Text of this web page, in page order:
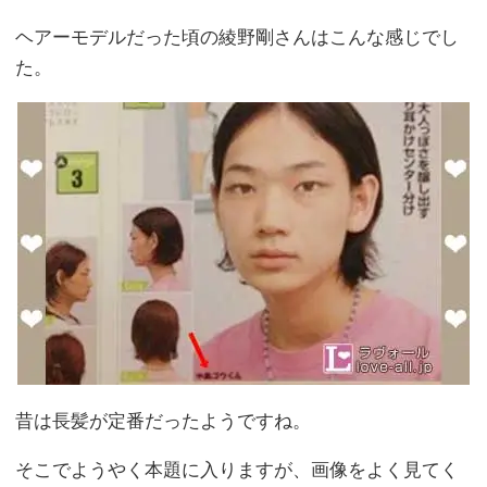
ヘアーモデルだった頃の綾野剛さんはこんな感じでし
た。
昔は長髪が定番だったようですね。
そこでようやく本題に入りますが、画像をよく見てく